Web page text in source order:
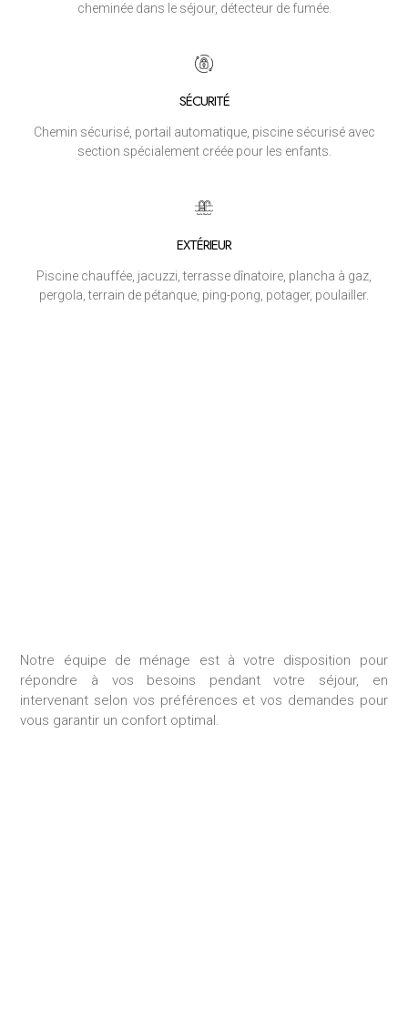
cheminée dans le séjour, détecteur de fumée.
SÉCURITÉ
Chemin sécurisé, portail automatique, piscine sécurisé avec
section spécialement créée pour les enfants.
EXTÉRIEUR
Piscine chauffée, jacuzzi, terrasse dînatoire, plancha à gaz,
pergola, terrain de pétanque, ping-pong, potager, poulailler.
Notre équipe de ménage est à votre disposition pour
répondre à vos besoins pendant votre séjour, en
intervenant selon vos préférences et vos demandes pour
vous garantir un confort optimal.